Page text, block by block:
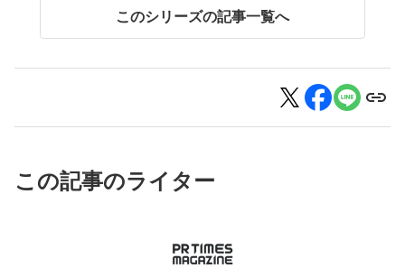
このシリーズの記事一覧へ
この記事のライター